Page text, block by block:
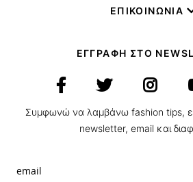
ΕΠΙΚΟΙΝΩΝΙΑ
ΕΓΓΡΑΦΗ ΣΤΟ
Συμφωνώ να λαμβάνω fashion tips,
newsletter, email και